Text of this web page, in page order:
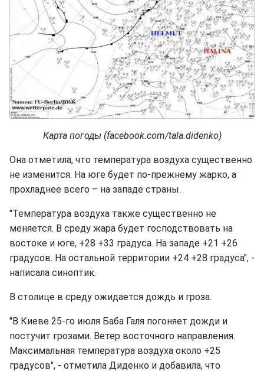
Карта погоды (facebook.com/tala.didenko)
Она отметила, что температура воздуха существенно
не изменится. На юге будет по-прежнему жарко, а
прохладнее всего – на западе страны.
"Температура воздуха также существенно не
меняется. В среду жара будет господствовать на
востоке и юге, +28 +33 градуса. На западе +21 +26
градусов. На остальной территории +24 +28 градуса", -
написала синоптик.
В столице в среду ожидается дождь и гроза.
"В Киеве 25-го июля Баба Галя погоняет дожди и
постучит грозами. Ветер восточного направления.
Максимальная температура воздуха около +25
градусов", - отметила Диденко и добавила, что